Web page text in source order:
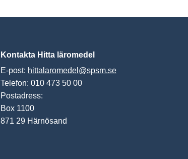
Kontakta Hitta läromedel
E-post: hittalaromedel@spsm.se
Telefon: 010 473 50 00
Postadress:
Box 1100
871 29 Härnösand